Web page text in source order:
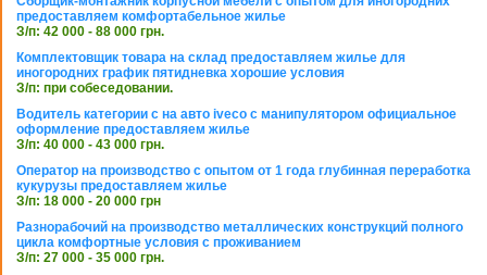
предоставляем комфортабельное жилье
З/п: 42 000 - 88 000 грн.
Комплектовщик товара на склад предоставляем жилье для
иногородних график пятидневка хорошие условия
З/п: при собеседовании.
Водитель категории с на авто iveco с манипулятором официальное
оформление предоставляем жилье
З/п: 40 000 - 43 000 грн.
Оператор на производство с опытом от 1 года глубинная переработка
кукурузы предоставляем жилье
З/п: 18 000 - 20 000 грн
Разнорабочий на производство металлических конструкций полного
цикла комфортные условия с проживанием
З/п: 27 000 - 35 000 грн.